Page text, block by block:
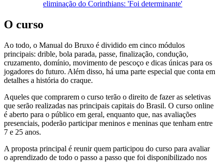
eliminação do Corinthians: 'Foi determinante'
O curso
Ao todo, o Manual do Bruxo é dividido em cinco módulos
principais: drible, bola parada, passe, finalização, condução,
cruzamento, domínio, movimento de pescoço e dicas únicas para os
jogadores do futuro. Além disso, há uma parte especial que conta em
detalhes a história do craque.
Aqueles que comprarem o curso terão o direito de fazer as seletivas
que serão realizadas nas principais capitais do Brasil. O curso online
é aberto para o público em geral, enquanto que, nas avaliações
presenciais, poderão participar meninos e meninas que tenham entre
7 e 25 anos.
A proposta principal é reunir quem participou do curso para avaliar
o aprendizado de todo o passo a passo que foi disponibilizado nos